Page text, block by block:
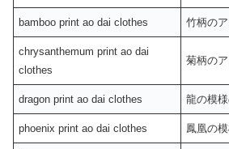
bamboo print ao dai clothes 竹柄の
chrysanthemum print ao dai
clothes
菊柄の
dragon print ao dai clothes 龍の模
phoenix print ao dai clothes 鳳凰の